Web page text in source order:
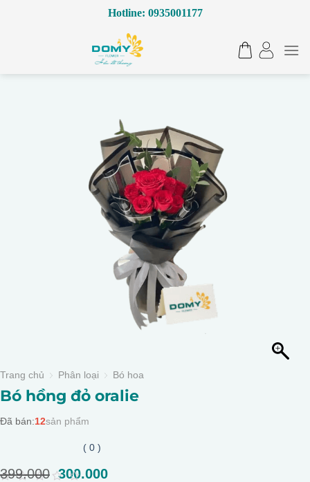
Hotline: 0935001177
Trang chủ Phân loại Bó hoa
Bó hồng đỏ oralie
Đã bán:12sản phẩm
( 0 )
399.000 Giá
300.000